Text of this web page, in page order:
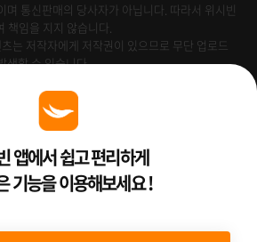
며 통신판매의 당사자가 아닙니다. 따라서 위시빈
책임을 지지 않습니다.
는 저작자에게 저작권이 있으므로 무단 업로드
생할 수 있습니다.
앱에서 쉽고 편리하게
기능을 이용해보세요 !